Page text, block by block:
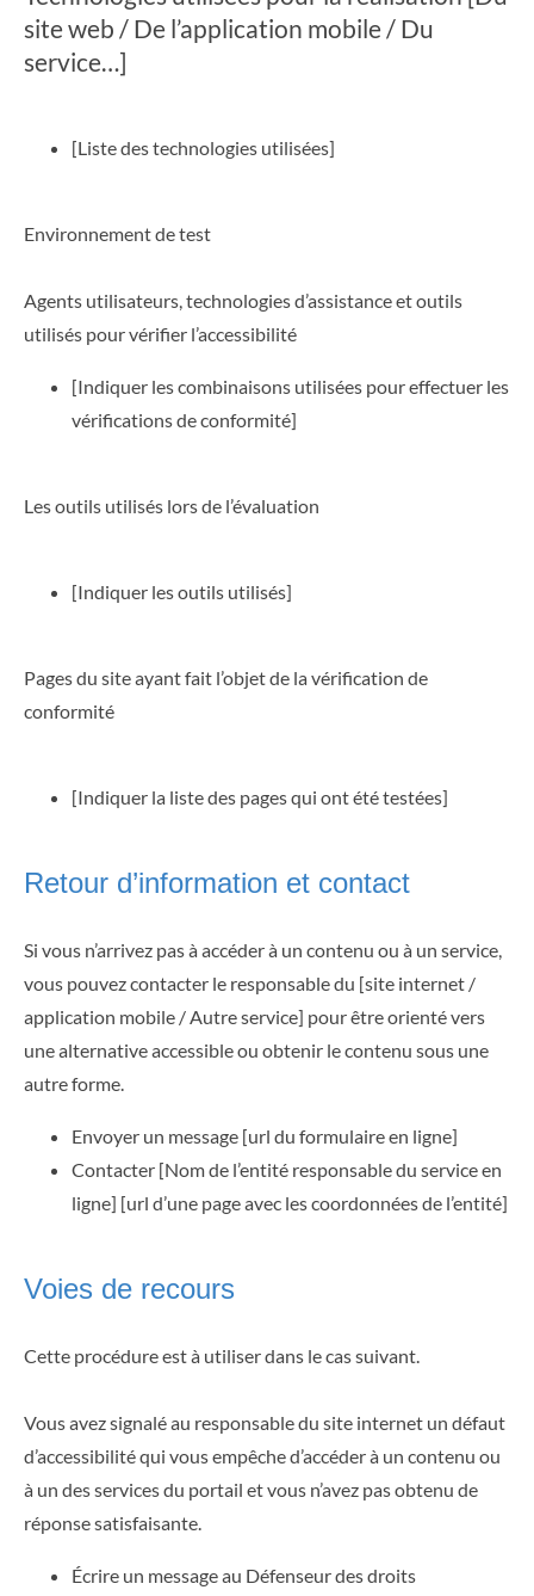
site web / De l’application mobile / Du
service…]
[Liste des technologies utilisées]
Environnement de test
Agents utilisateurs, technologies d’assistance et outils
utilisés pour vérifier l’accessibilité
[Indiquer les combinaisons utilisées pour effectuer les
vérifications de conformité]
Les outils utilisés lors de l’évaluation
[Indiquer les outils utilisés]
Pages du site ayant fait l’objet de la vérification de
conformité
[Indiquer la liste des pages qui ont été testées]
Retour d’information et contact
Si vous n’arrivez pas à accéder à un contenu ou à un service,
vous pouvez contacter le responsable du [site internet /
application mobile / Autre service] pour être orienté vers
une alternative accessible ou obtenir le contenu sous une
autre forme.
Envoyer un message [url du formulaire en ligne]
Contacter [Nom de l’entité responsable du service en
ligne] [url d’une page avec les coordonnées de l’entité]
Voies de recours
Cette procédure est à utiliser dans le cas suivant.
Vous avez signalé au responsable du site internet un défaut
d’accessibilité qui vous empêche d’accéder à un contenu ou
à un des services du portail et vous n’avez pas obtenu de
réponse satisfaisante.
Écrire un message au Défenseur des droits